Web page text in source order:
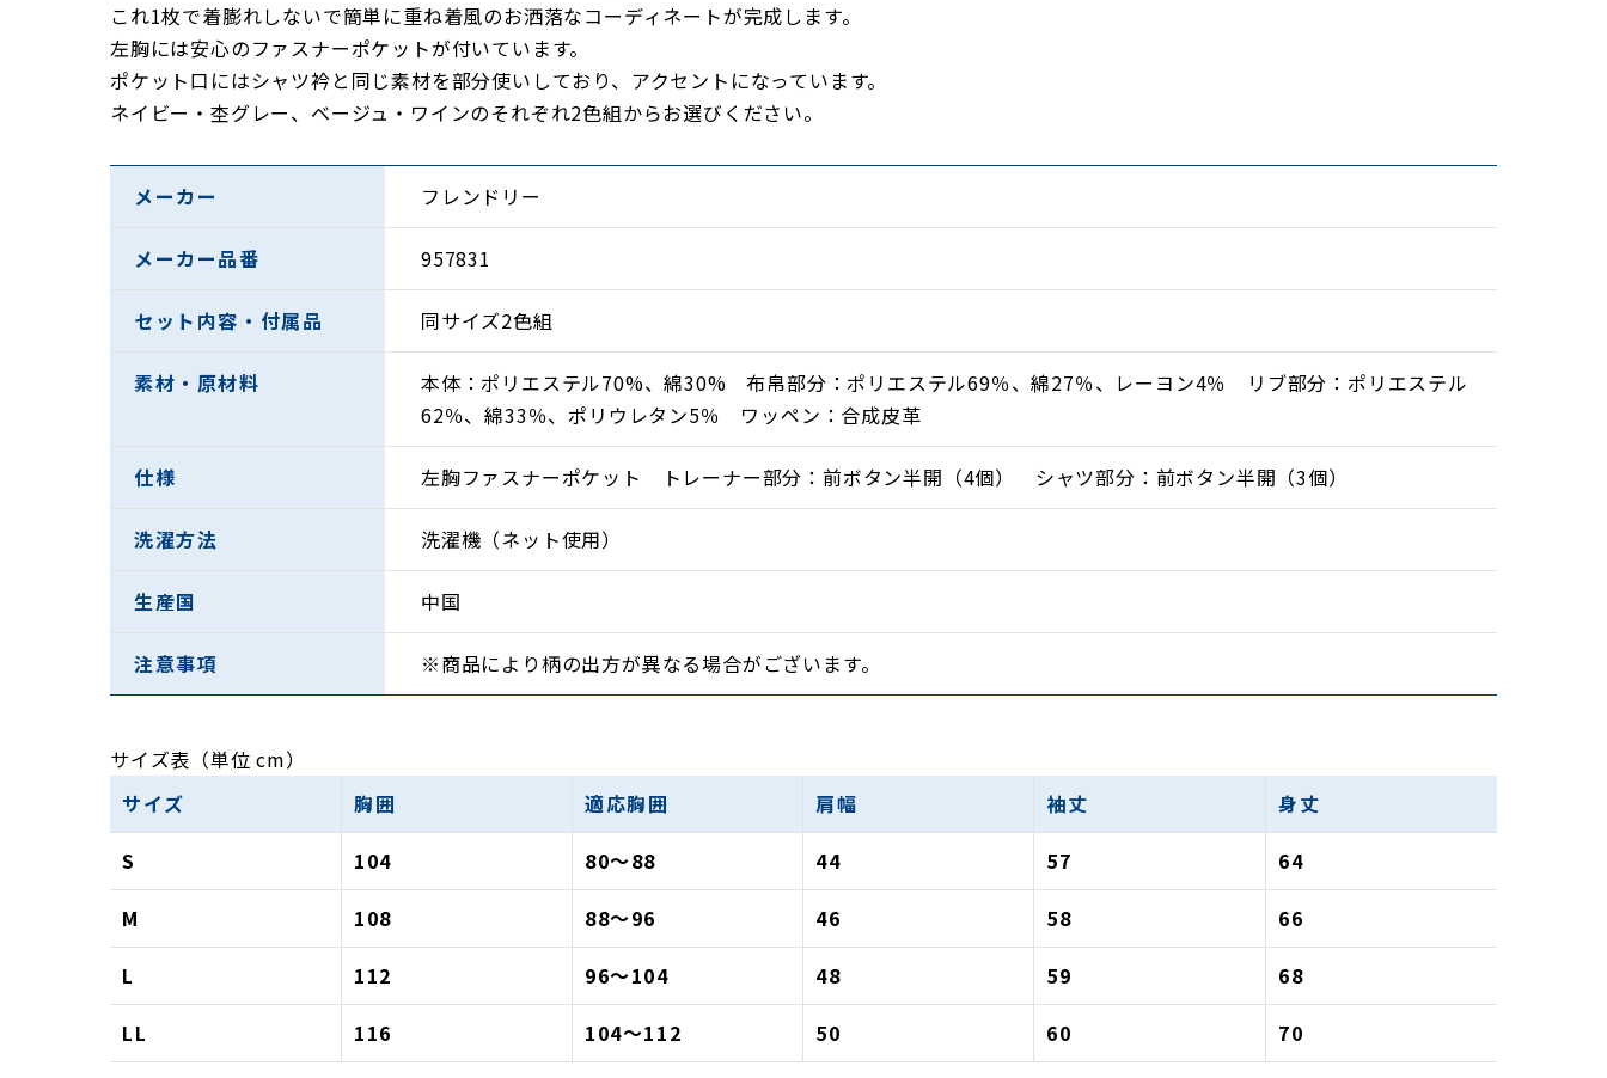
これ1枚で着膨れしないで簡単に重ね着風のお洒落なコーディネートが完成します。
左胸には安心のファスナーポケットが付いています。
ポケット口にはシャツ衿と同じ素材を部分使いしており、アクセントになっています。
ネイビー・杢グレー、ベージュ・ワインのそれぞれ2色組からお選びください。
メーカー フレンドリー
メーカー品番 957831
セット内容・付属品 同サイズ2色組
素材・原材料
本体：ポリエステル70%、綿30% 布帛部分：ポリエステル69％、綿27％、レーヨン4％ リブ部分：ポリエステル
62％、綿33％、ポリウレタン5％ ワッペン：合成皮革
仕様 左胸ファスナーポケット トレーナー部分：前ボタン半開（4個） シャツ部分：前ボタン半開（3個）
洗濯方法 洗濯機（ネット使用）
生産国 中国
注意事項 ※商品により柄の出方が異なる場合がございます。
サイズ表（単位 cm）
サイズ
胸囲 適応胸囲 肩幅 袖丈
身丈
S
104 80〜88 44 57
64
M
108 88〜96 46 58
66
L
112 96〜104 48 59
68
LL
116 104〜112 50 60 70